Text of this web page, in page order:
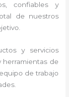
confiables y
de nuestros
y servicios
herramientas de
de trabajo